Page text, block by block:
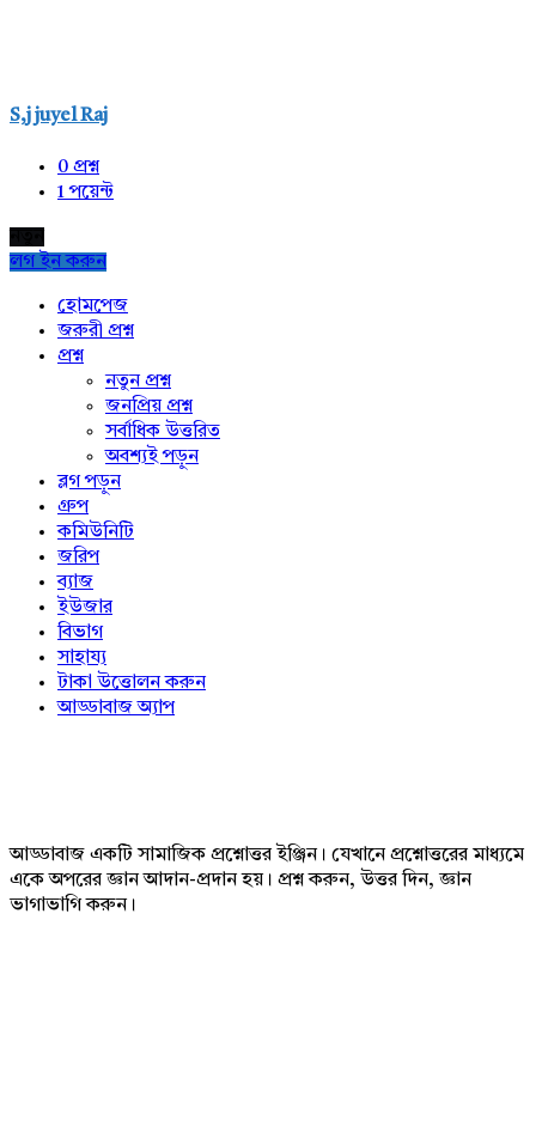
S,j juyel Raj
0 প্রশ্ন
1পয়েন্ট
লগ ইন করুন
Exploreহোমপেজ
জরুরী প্রশ্ন
প্রশ্ন
নতুন প্রশ্ন
জনপ্রিয় প্রশ্ন
সর্বাধিক উত্তরিত
অবশ্যই পড়ুন
ব্লগ পড়ুন
গ্রুপ
কমিউনিটি
জরিপ
ব্যাজ
ইউজার
বিভাগ
সাহায্য
টাকা উত্তোলন করুন
আড্ডাবাজ অ্যাপ
আড্ডাবাজ একটি সামাজিক প্রশ্নোত্তর ইঞ্জিন। যেখানে প্রশ্নোত্তরের মাধ্যমে
একে অপরের জ্ঞান আদান-প্রদান হয়। প্রশ্ন করুন, উত্তর দিন, জ্ঞান
ভাগাভাগি করুন।